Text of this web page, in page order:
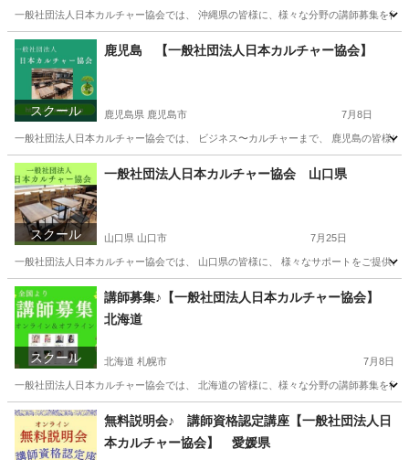
一般社団法人日本カルチャー協会では、 沖縄県の皆様に、様々な分野の講師募集を
沖縄 那覇市 生活知識
スクール
鹿児島 【一般社団法人日本カルチャー協会】
鹿児島県 鹿児島市 7月8日
一般社団法人日本カルチャー協会では、 ビジネス〜カルチャーまで、 鹿児島の皆様
鹿児島 鹿児島市 生活知識 鹿児島 生活知識 カルチャー
スクール
一般社団法人日本カルチャー協会 山口県
山口県 山口市 7月25日
一般社団法人日本カルチャー協会では、 山口県の皆様に、 様々なサポートをご提供
山口 山口市 その他 オンライン
スクール
講師募集♪【一般社団法人日本カルチャー協会】
北海道
北海道 札幌市 7月8日
一般社団法人日本カルチャー協会では、 北海道の皆様に、様々な分野の講師募集を
北海道 札幌市 その他 オンライン
無料説明会♪ 講師資格認定講座【一般社団法人日
本カルチャー協会】 愛媛県